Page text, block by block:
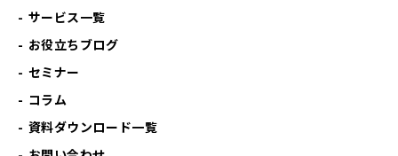
サービス一覧
お役立ちブログ
セミナー
コラム
資料ダウンロード一覧